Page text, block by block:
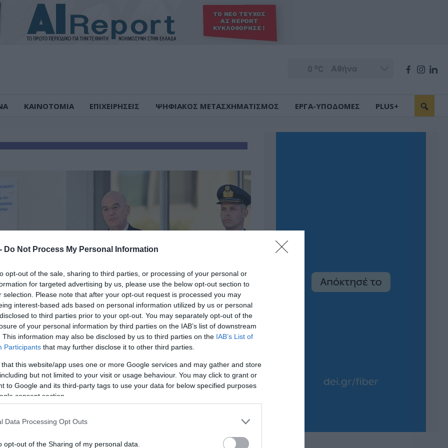
Do Not Process My Personal Information
opt-out of the sale, sharing to third parties, or processing of your personal or
for targeted advertising by us, please use the below opt-out section to
selection. Please note that after your opt-out request is processed you may
interest-based ads based on personal information utilized by us or personal
to third parties prior to your opt-out. You may separately opt-out of the
of your personal information by third parties on the IAB’s list of downstream
This information may also be disclosed by us to third parties on the IAB’s List of
Participants that may further disclose it to other third parties.
that this website/app uses one or more Google services and may gather and store
but not limited to your visit or usage behaviour. You may click to grant or
to Google and its third-party tags to use your data for below specified purposes
consent section.
Data Processing Opt Outs
opt-out of the Sharing of my personal data.
0 oC
ΚΑΙΝΟΤΟΜΙΑ ΕΠΙΧΕΙΡΗΣΕΙΣ ΨΗΦΙΑΚΟΣ ΜΕΤΑΣΧΗΜΑΤΙΣΜΟΣ ΕΡΓΑ-ΥΠΟΔΟΜΕΣ PLUS+